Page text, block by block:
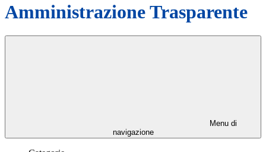
Amministrazione Trasparente
Menu di
navigazione